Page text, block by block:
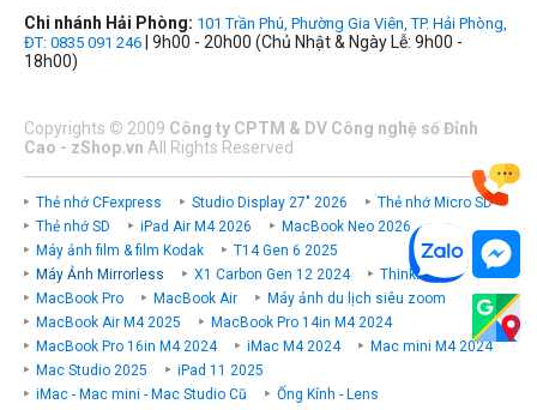
Chi nhánh Hải Phòng: 101 Trần Phú, Phường Gia Viên, TP. Hải Phòng,
ĐT: 0835 091 246 | 9h00 - 20h00 (Chủ Nhật & Ngày Lễ: 9h00 -
18h00)
Copyrights © 2009 Công ty CPTM & DV Công nghệ số Đỉnh
Cao - zShop.vn All Rights Reserved
Thẻ nhớ CFexpress Studio Display 27" 2026
Thẻ nhớ Micro SD
Thẻ nhớ SD
iPad Air M4 2026
MacBook Neo 2026
Máy ảnh film & film Kodak
T14 Gen 6 2025
Máy Ảnh Mirrorless
X1 Carbon Gen 12 2024
ThinkPad P
MacBook Pro
MacBook Air
Máy ảnh du lịch siêu zoom
MacBook Air M4 2025
MacBook Pro 14in M4 2024
MacBook Pro 16in M4 2024
iMac M4 2024
Mac mini M4 2024
Mac Studio 2025
iPad 11 2025
iMac - Mac mini - Mac Studio Cũ
Ống Kính - Lens